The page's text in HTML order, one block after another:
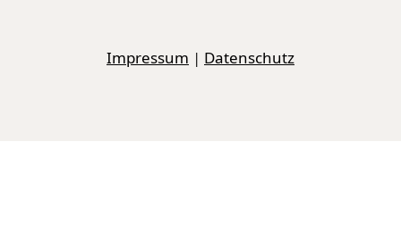
Impressum | Datenschutz